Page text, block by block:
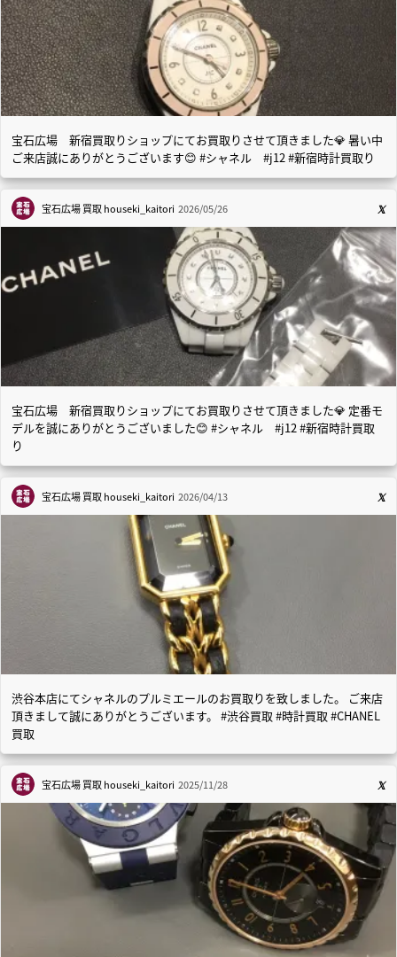
宝石広場 新宿買取りショップにてお買取りさせて頂きました💎 暑い中
ご来店誠にありがとうございます😊 #シャネル #j12 #新宿時計買取り
宝石広場 買取houseki_kaitori 2026/05/26
宝石広場 新宿買取りショップにてお買取りさせて頂きました💎 定番モ
デルを誠にありがとうございました😊 #シャネル #j12 #新宿時計買取
り
宝石広場 買取houseki_kaitori 2026/04/13
渋谷本店にてシャネルのプルミエールのお買取りを致しました。 ご来店
頂きまして誠にありがとうございます。 #渋谷買取 #時計買取 #CHANEL
買取
宝石広場 買取houseki_kaitori 2025/11/28